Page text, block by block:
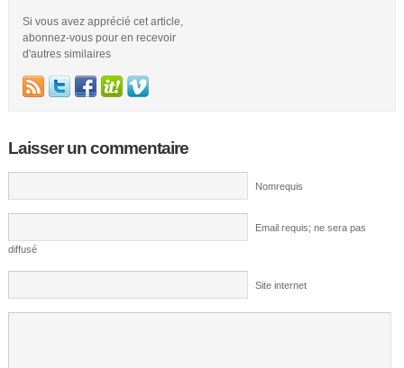
Si vous avez apprécié cet article,
abonnez-vous pour en recevoir
d'autres similaires
Laisser un commentaire
Nomrequis
Email requis; ne sera pas
diffusé
Site internet